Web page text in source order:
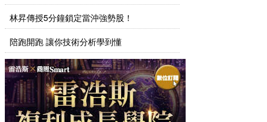
林昇傳授5分鐘鎖定當沖強勢股！
陪跑開跑 讓你技術分析學到懂